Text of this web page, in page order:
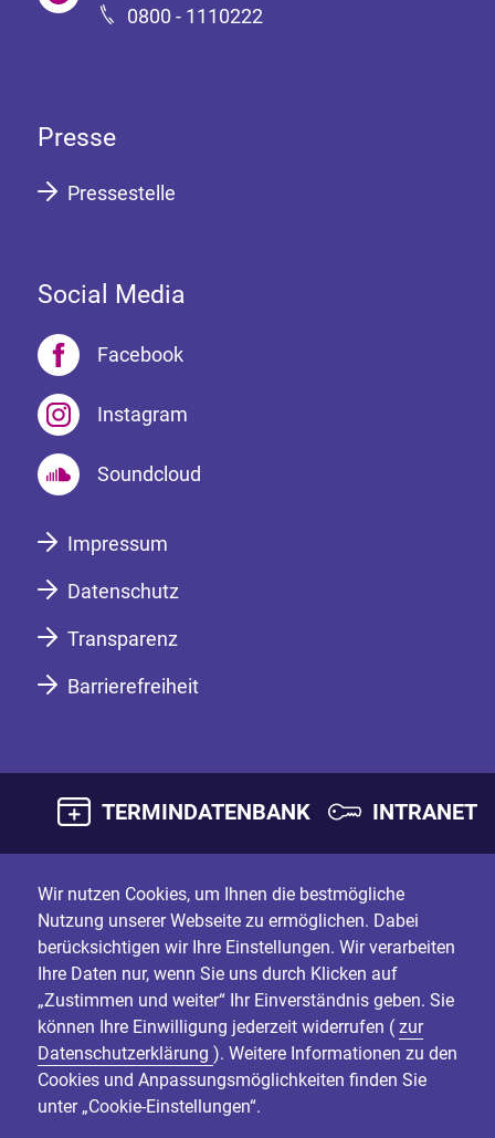
0800 - 1110222
Presse
Pressestelle
Social Media
Facebook
Instagram
Soundcloud
Impressum
Datenschutz
Transparenz
Barrierefreiheit
TERMINDATENBANK INTRANET
Wir nutzen Cookies, um Ihnen die bestmögliche
Nutzung unserer Webseite zu ermöglichen. Dabei
berücksichtigen wir Ihre Einstellungen. Wir verarbeiten
Ihre Daten nur, wenn Sie uns durch Klicken auf
„Zustimmen und weiter“ Ihr Einverständnis geben. Sie
können Ihre Einwilligung jederzeit widerrufen ( zur
Datenschutzerklärung ). Weitere Informationen zu den
Cookies und Anpassungsmöglichkeiten finden Sie
unter „Cookie-Einstellungen“.